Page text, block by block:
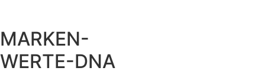
MARKEN-
WERTE-DNA